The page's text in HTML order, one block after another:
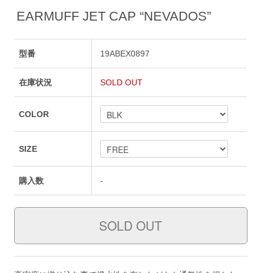
EARMUFF JET CAP “NEVADOS”
型番 19ABEX0897
在庫状況 SOLD OUT
COLOR
SIZE
購入数 -